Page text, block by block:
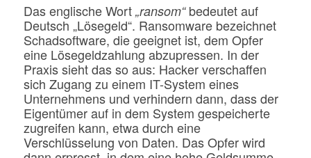
Das englische Wort „ransom“bedeutet auf
Deutsch „Lösegeld“. Ransomware bezeichnet
Schadsoftware, die geeignet ist, dem Opfer
eine Lösegeldzahlung abzupressen. In der
Praxis sieht das so aus: Hacker verschaffen
sich Zugang zu einem IT-System eines
Unternehmens und verhindern dann, dass der
Eigentümer auf in dem System gespeicherte
zugreifen kann, etwa durch eine
Verschlüsselung von Daten. Das Opfer wird